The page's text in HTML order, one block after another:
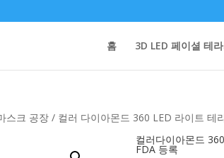
홈 3D LED 페이셜 테
스크 공장 / 컬러 다이아몬드 360 LED 라이트 테
컬러다이아몬드
FDA 등록